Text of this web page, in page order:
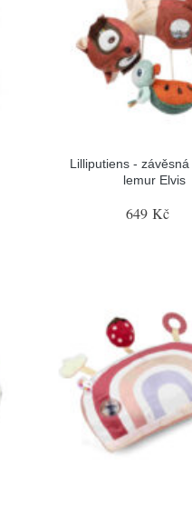
Lilliputiens -
lemur Elvis
649 Kč